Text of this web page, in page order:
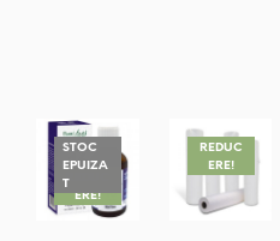
STOC
EPUIZA
TREDUC
ERE!
REDUC
ERE!